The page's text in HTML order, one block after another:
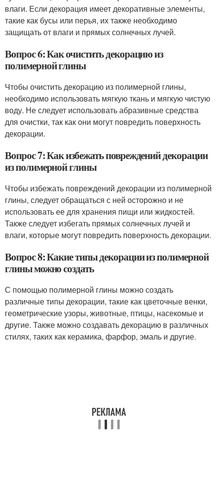
влаги. Если декорация имеет декоративные элементы,
такие как бусы или перья, их также необходимо
защищать от влаги и прямых солнечных лучей.
Вопрос 6: Как очистить декорацию из
полимерной глины
Чтобы очистить декорацию из полимерной глины,
необходимо использовать мягкую ткань и мягкую чистую
воду. Не следует использовать абразивные средства
для очистки, так как они могут повредить поверхность
декорации.
Вопрос 7: Как избежать повреждений декорации
из полимерной глины
Чтобы избежать повреждений декорации из полимерной
глины, следует обращаться с ней осторожно и не
использовать ее для хранения пищи или жидкостей.
Также следует избегать прямых солнечных лучей и
влаги, которые могут повредить поверхность декорации.
Вопрос 8: Какие типы декорации из полимерной
глины можно создать
С помощью полимерной глины можно создать
различные типы декорации, такие как цветочные венки,
геометрические узоры, животные, птицы, насекомые и
другие. Также можно создавать декорацию в различных
стилях, таких как керамика, фарфор, эмаль и другие.